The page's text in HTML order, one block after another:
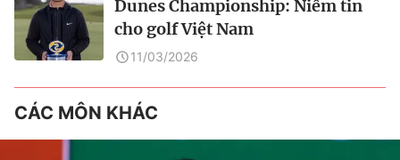
Dunes Championship: Niềm tin
cho golf Việt Nam
11/03/2026
CÁC MÔN KHÁC